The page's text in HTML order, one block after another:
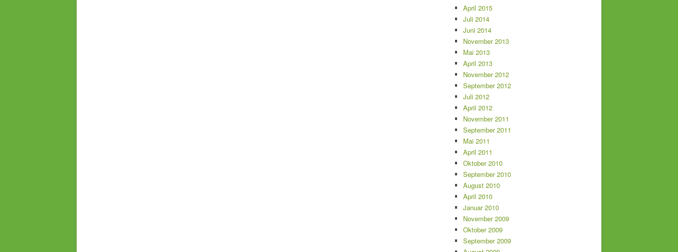
April 2015
Juli 2014
Juni 2014
November 2013
Mai 2013
April 2013
November 2012
September 2012
Juli 2012
April 2012
November 2011
September 2011
Mai 2011
April 2011
Oktober 2010
September 2010
August 2010
April 2010
Januar 2010
November 2009
Oktober 2009
September 2009